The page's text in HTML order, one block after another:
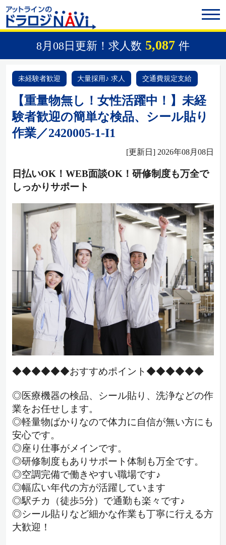
8月08日更新！求人数 5,087 件
未経験者歓迎 大量採用♪ 求人 交通費規定支給
【重量物無し！女性活躍中！】未経
験者歓迎の簡単な検品、シール貼り
作業／2420005-1-I1
[更新日] 2026年08月08日
日払いOK！WEB面談OK！研修制度も万全で
しっかりサポート
◆◆◆◆◆◆おすすめポイント◆◆◆◆◆◆
◎医療機器の検品、シール貼り、洗浄などの作
業をお任せします。
◎軽量物ばかりなので体力に自信が無い方にも
安心です。
◎座り仕事がメインです。
◎研修制度もありサポート体制も万全です。
◎空調完備で働きやすい職場です♪
◎幅広い年代の方が活躍しています
◎駅チカ（徒歩5分）で通勤も楽々です♪
◎シール貼りなど細かな作業も丁寧に行える方
大歓迎！